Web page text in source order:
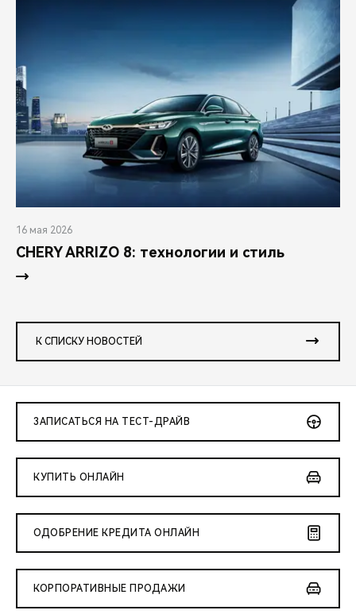
16 мая 2026
CHERY ARRIZO 8: технологии и стиль
К СПИСКУ НОВОСТЕЙ
ЗАПИСАТЬСЯ НА ТЕСТ-ДРАЙВ
КУПИТЬ ОНЛАЙН
ОДОБРЕНИЕ КРЕДИТА ОНЛАЙН
КОРПОРАТИВНЫЕ ПРОДАЖИ